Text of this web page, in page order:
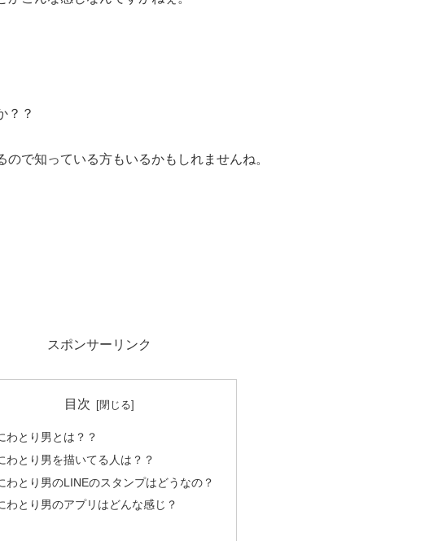
？？
で知っている方もいるかもしれませんね。
スポンサーリンク
目次
わとり男とは？？
わとり男を描いてる人は？？
わとり男のLINEのスタンプはどうなの？
わとり男のアプリはどんな感じ？